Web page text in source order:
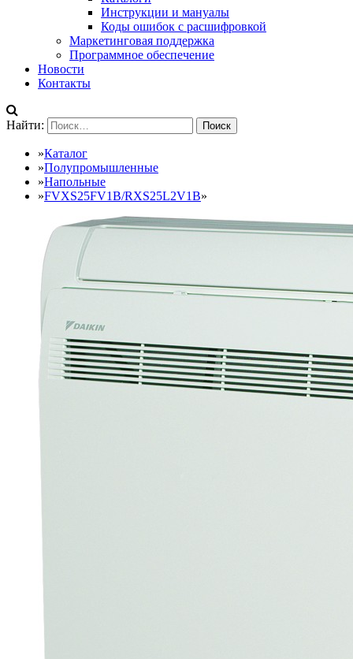
Инструкции и мануалы
Коды ошибок с расшифровкой
Маркетинговая поддержка
Программное обеспечение
Новости
Контакты
Найти:
»Каталог
»Полупромышленные
»Напольные
»FVXS25FV1B/RXS25L2V1B»